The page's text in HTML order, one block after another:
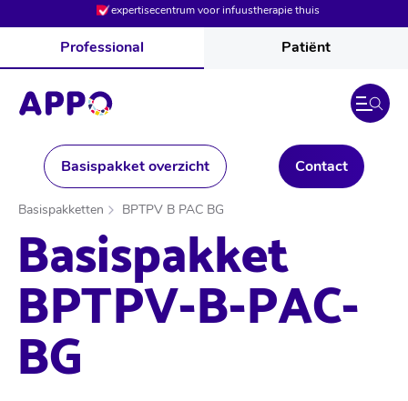
expertisecentrum voor infuustherapie thuis
Professional Patiënt
Basispakket overzicht Contact
Basispakketten BPTPV B PAC BG
Basispakket
BPTPV-B-PAC-
BG